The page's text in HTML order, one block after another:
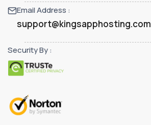
Email Address :
support@kingsapphosting.com
Security By :